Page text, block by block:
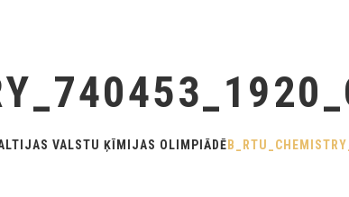
VALSTU ĶĪMIJAS OLIMPIĀDĒ